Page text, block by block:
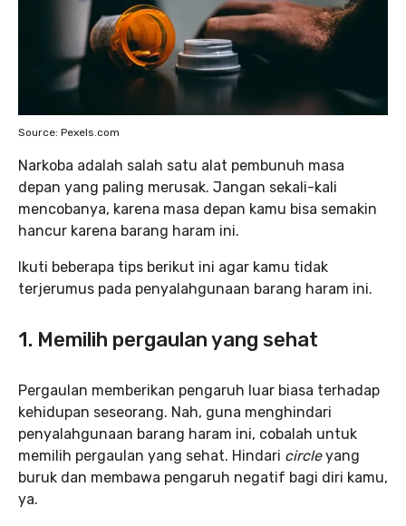
Source: Pexels.com
Narkoba adalah salah satu alat pembunuh masa
depan yang paling merusak. Jangan sekali-kali
mencobanya, karena masa depan kamu bisa semakin
hancur karena barang haram ini.
Ikuti beberapa tips berikut ini agar kamu tidak
terjerumus pada penyalahgunaan barang haram ini.
1. Memilih pergaulan yang sehat
Pergaulan memberikan pengaruh luar biasa terhadap
kehidupan seseorang. Nah, guna menghindari
penyalahgunaan barang haram ini, cobalah untuk
memilih pergaulan yang sehat. Hindari circleyang
buruk dan membawa pengaruh negatif bagi diri kamu,
ya.